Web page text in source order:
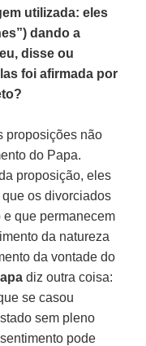
utilizada: eles
dando a
disse ou
foi afirmada por
proposições não
do Papa.
proposição, eles
os divorciados
que permanecem
da natureza
da vontade do
diz outra coisa:
se casou
sem pleno
pode